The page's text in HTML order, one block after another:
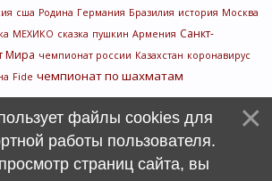
сша Родина Германия Бразилия история Москва
МЕХИКО сказка пушкин Армения Санкт-
Мира чемпионат россии Казахстан коронавирус
Fide чемпионат по шахматам
файлы cookies для
работы пользователя.
страниц сайта, вы